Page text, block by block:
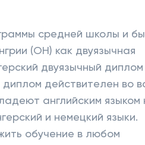
средней школы и
(OH) как двуязычная
двуязычный диплом
действителен во
английским языком
и немецкий языки.
обучение в любом